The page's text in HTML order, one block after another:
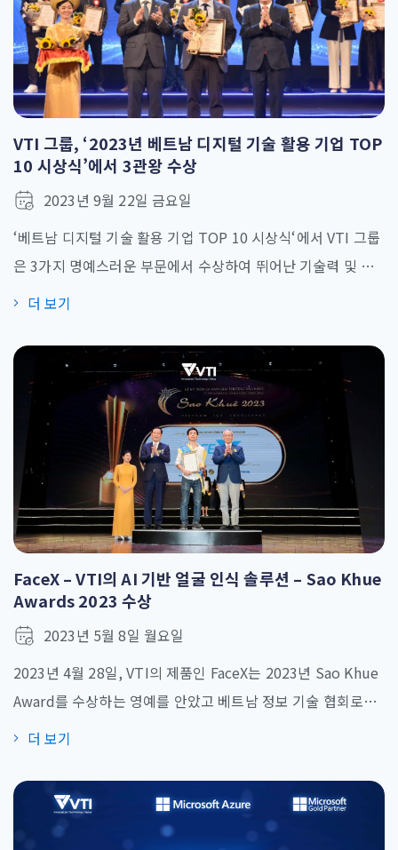
VTI 그룹, ‘2023년 베트남 디지털 기술 활용 기업 TOP
10 시상식’에서 3관왕 수상
2023년 9월 22일 금요일
‘베트남 디지털 기술 활용 기업 TOP 10 시상식‘에서 VTI 그룹
은 3가지 명예스러운 부문에서 수상하여 뛰어난 기술력 및 서
비스를 인증했습니다. 9월 22일 베트남 소프트웨어 및 정보 기
기업 TOP 10 시상식‘을 개최했습니다. 위 시상식은 2014년부
터 시작하여 10년 동안 베트남 IT분야에서 훌륭한 선도기업을
시상해왔습니다. VTI 그룹은 3가지 부문에서 TOP 10 [...]
더 보기
FaceX – VTI의 AI 기반 얼굴 인식 솔루션 – Sao Khue
Awards 2023 수상
2023년 5월 8일 월요일
2023년 4월 28일, VTI의 제품인 FaceX는 2023년 Sao Khue
Award를 수상하는 영예를 안았고 베트남 정보 기술 협회로부
터 “소프트웨어 산업의 탁월한 솔루션”으로 선정되었다. VTI
께 혁신적인 가치를 제공하였다. Sao Khue Award를 수상
한 것은 FaceX와 VTI 모두에게 상당한 자부심을 주는 일이며,
향후에도 IT 솔루션을 지속적으로 개선하고 활용할 수 있도
더 보기